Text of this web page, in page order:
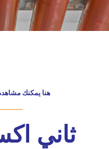
هنا يمكنك
ثاني